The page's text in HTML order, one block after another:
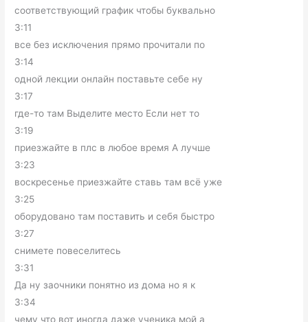
соответствующий график чтобы буквально
3:11
все без исключения прямо прочитали по
3:14
одной лекции онлайн поставьте себе ну
3:17
где-то там Выделите место Если нет то
3:19
приезжайте в плс в любое время А лучше
3:23
воскресенье приезжайте ставь там всё уже
3:25
оборудовано там поставить и себя быстро
3:27
снимете повеселитесь
3:31
Да ну заочники понятно из дома но я к
3:34
чему что вот иногда даже ученика мой а